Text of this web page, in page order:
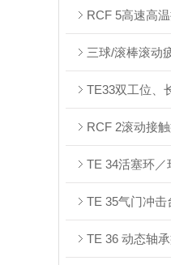
三球/滚棒滚动
RCF 2滚动接
TE 34活塞环
TE 35⽓⻔冲击
TE 36 动态轴